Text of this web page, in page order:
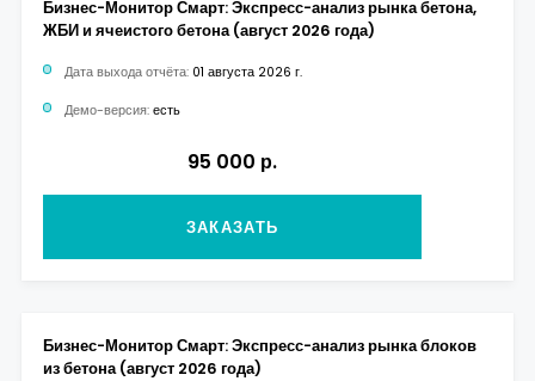
Бизнес-Монитор Смарт: Экспресс-анализ рынка бетона,
ЖБИ и ячеистого бетона (август 2026 года)
Дата выхода отчёта: 01 августа 2026 г.
Демо-версия: есть
95 000 р.
ЗАКАЗАТЬ
Бизнес-Монитор Смарт: Экспресс-анализ рынка блоков
из бетона (август 2026 года)